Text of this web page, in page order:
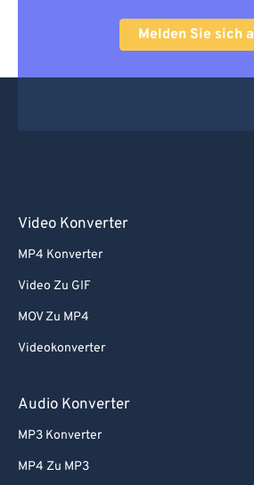
Melden Sie sich
Video Konverter
MP4 Konverter
Video Zu GIF
MOV Zu MP4
Videokonverter
Audio Konverter
MP3 Konverter
MP4 Zu MP3